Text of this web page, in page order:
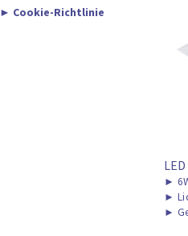
►
►
►
► Cookie-Richtlinie